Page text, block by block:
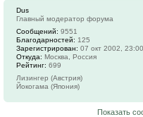
Dus
Главный модератор форума
Сообщений: 9551
Благодарностей: 125
Зарегистрирован: 07 окт 2002, 23:00
Откуда: Москва, Россия
Рейтинг: 699
Лизингер (Австрия)
Йокогама (Япония)
Показать